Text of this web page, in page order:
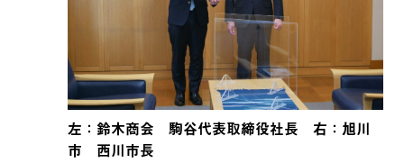
左：鈴木商会 駒谷代表取締役社長 右：旭川
市 西川市長